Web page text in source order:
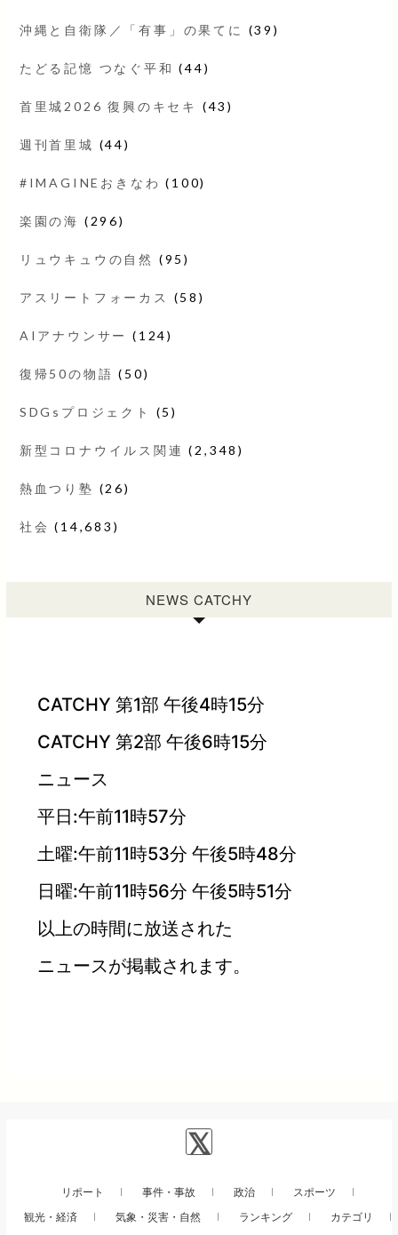
沖縄と自衛隊／「有事」の果てに (39)
たどる記憶 つなぐ平和 (44)
首里城2026 復興のキセキ (43)
週刊首里城 (44)
#IMAGINEおきなわ (100)
楽園の海 (296)
リュウキュウの自然 (95)
アスリートフォーカス (58)
AIアナウンサー (124)
復帰50の物語 (50)
SDGsプロジェクト (5)
新型コロナウイルス関連 (2,348)
熱血つり塾 (26)
社会 (14,683)
NEWS CATCHY
CATCHY 第1部 午後4時15分
CATCHY 第2部 午後6時15分
ニュース
平日:午前11時57分
土曜:午前11時53分 午後5時48分
日曜:午前11時56分 午後5時51分
以上の時間に放送された
ニュースが掲載されます。
リポート 事件・事故 政治
スポーツ
観光・経済
気象・災害・自然 ランキング
カテゴリ